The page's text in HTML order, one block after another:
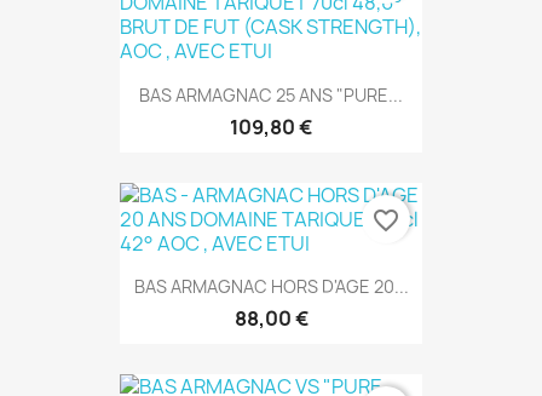
BAS ARMAGNAC 25 ANS "PURE...
109,80 €
BAS ARMAGNAC HORS D'AGE 20...
88,00 €
favorite_border